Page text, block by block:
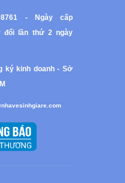
- Ngày cấp
đổi lần thứ 2 ngày
ký kinh doanh - Sở